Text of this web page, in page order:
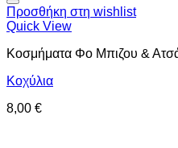
Προσθήκη στη wishlist
Quick View
Κοσμήματα Φο Μπιζου &
Κοχύλια
8,00 €